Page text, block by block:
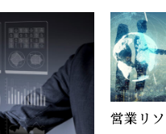
営業リ